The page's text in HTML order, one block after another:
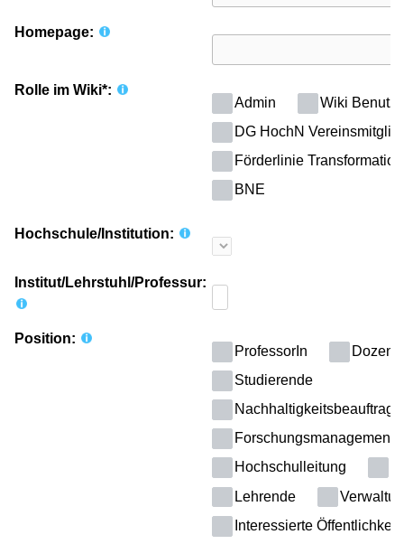
Homepage:
Rolle im Wiki*:
Admin
Wiki
DG HochN
Förderlinie
BNE
Hochschule/Institution:
Institut/Lehrstuhl/Professur:
Position:
ProfessorIn
Studierende
Forschungsmanagement
Hochschulleitung
Lehrende
Interessierte Öffentlichkeit